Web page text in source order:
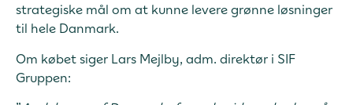
strategiske mål om at kunne levere grønne løsninger
til hele Danmark.
Om købet siger Lars Mejlby, adm. direktør i SIF
Gruppen: